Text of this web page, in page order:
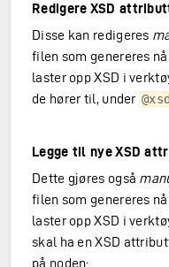
Redigere XSD
Disse kan redigeres
filen som genereres
laster opp XSD i
de hører til, under
Legge til nye XSD
Dette gjøres også
filen som genereres
laster opp XSD i
skal ha en XSD
på noden: